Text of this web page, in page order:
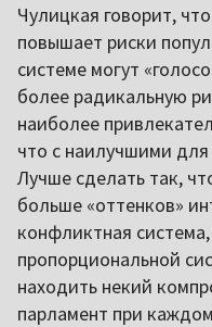
Чулицкая говорит,
повышает риски
системе могут
более радикальную
наиболее
что с наилучшими
Лучше сделать так,
больше «оттенков»
конфликтная
пропорциональной
находить некий
парламент при